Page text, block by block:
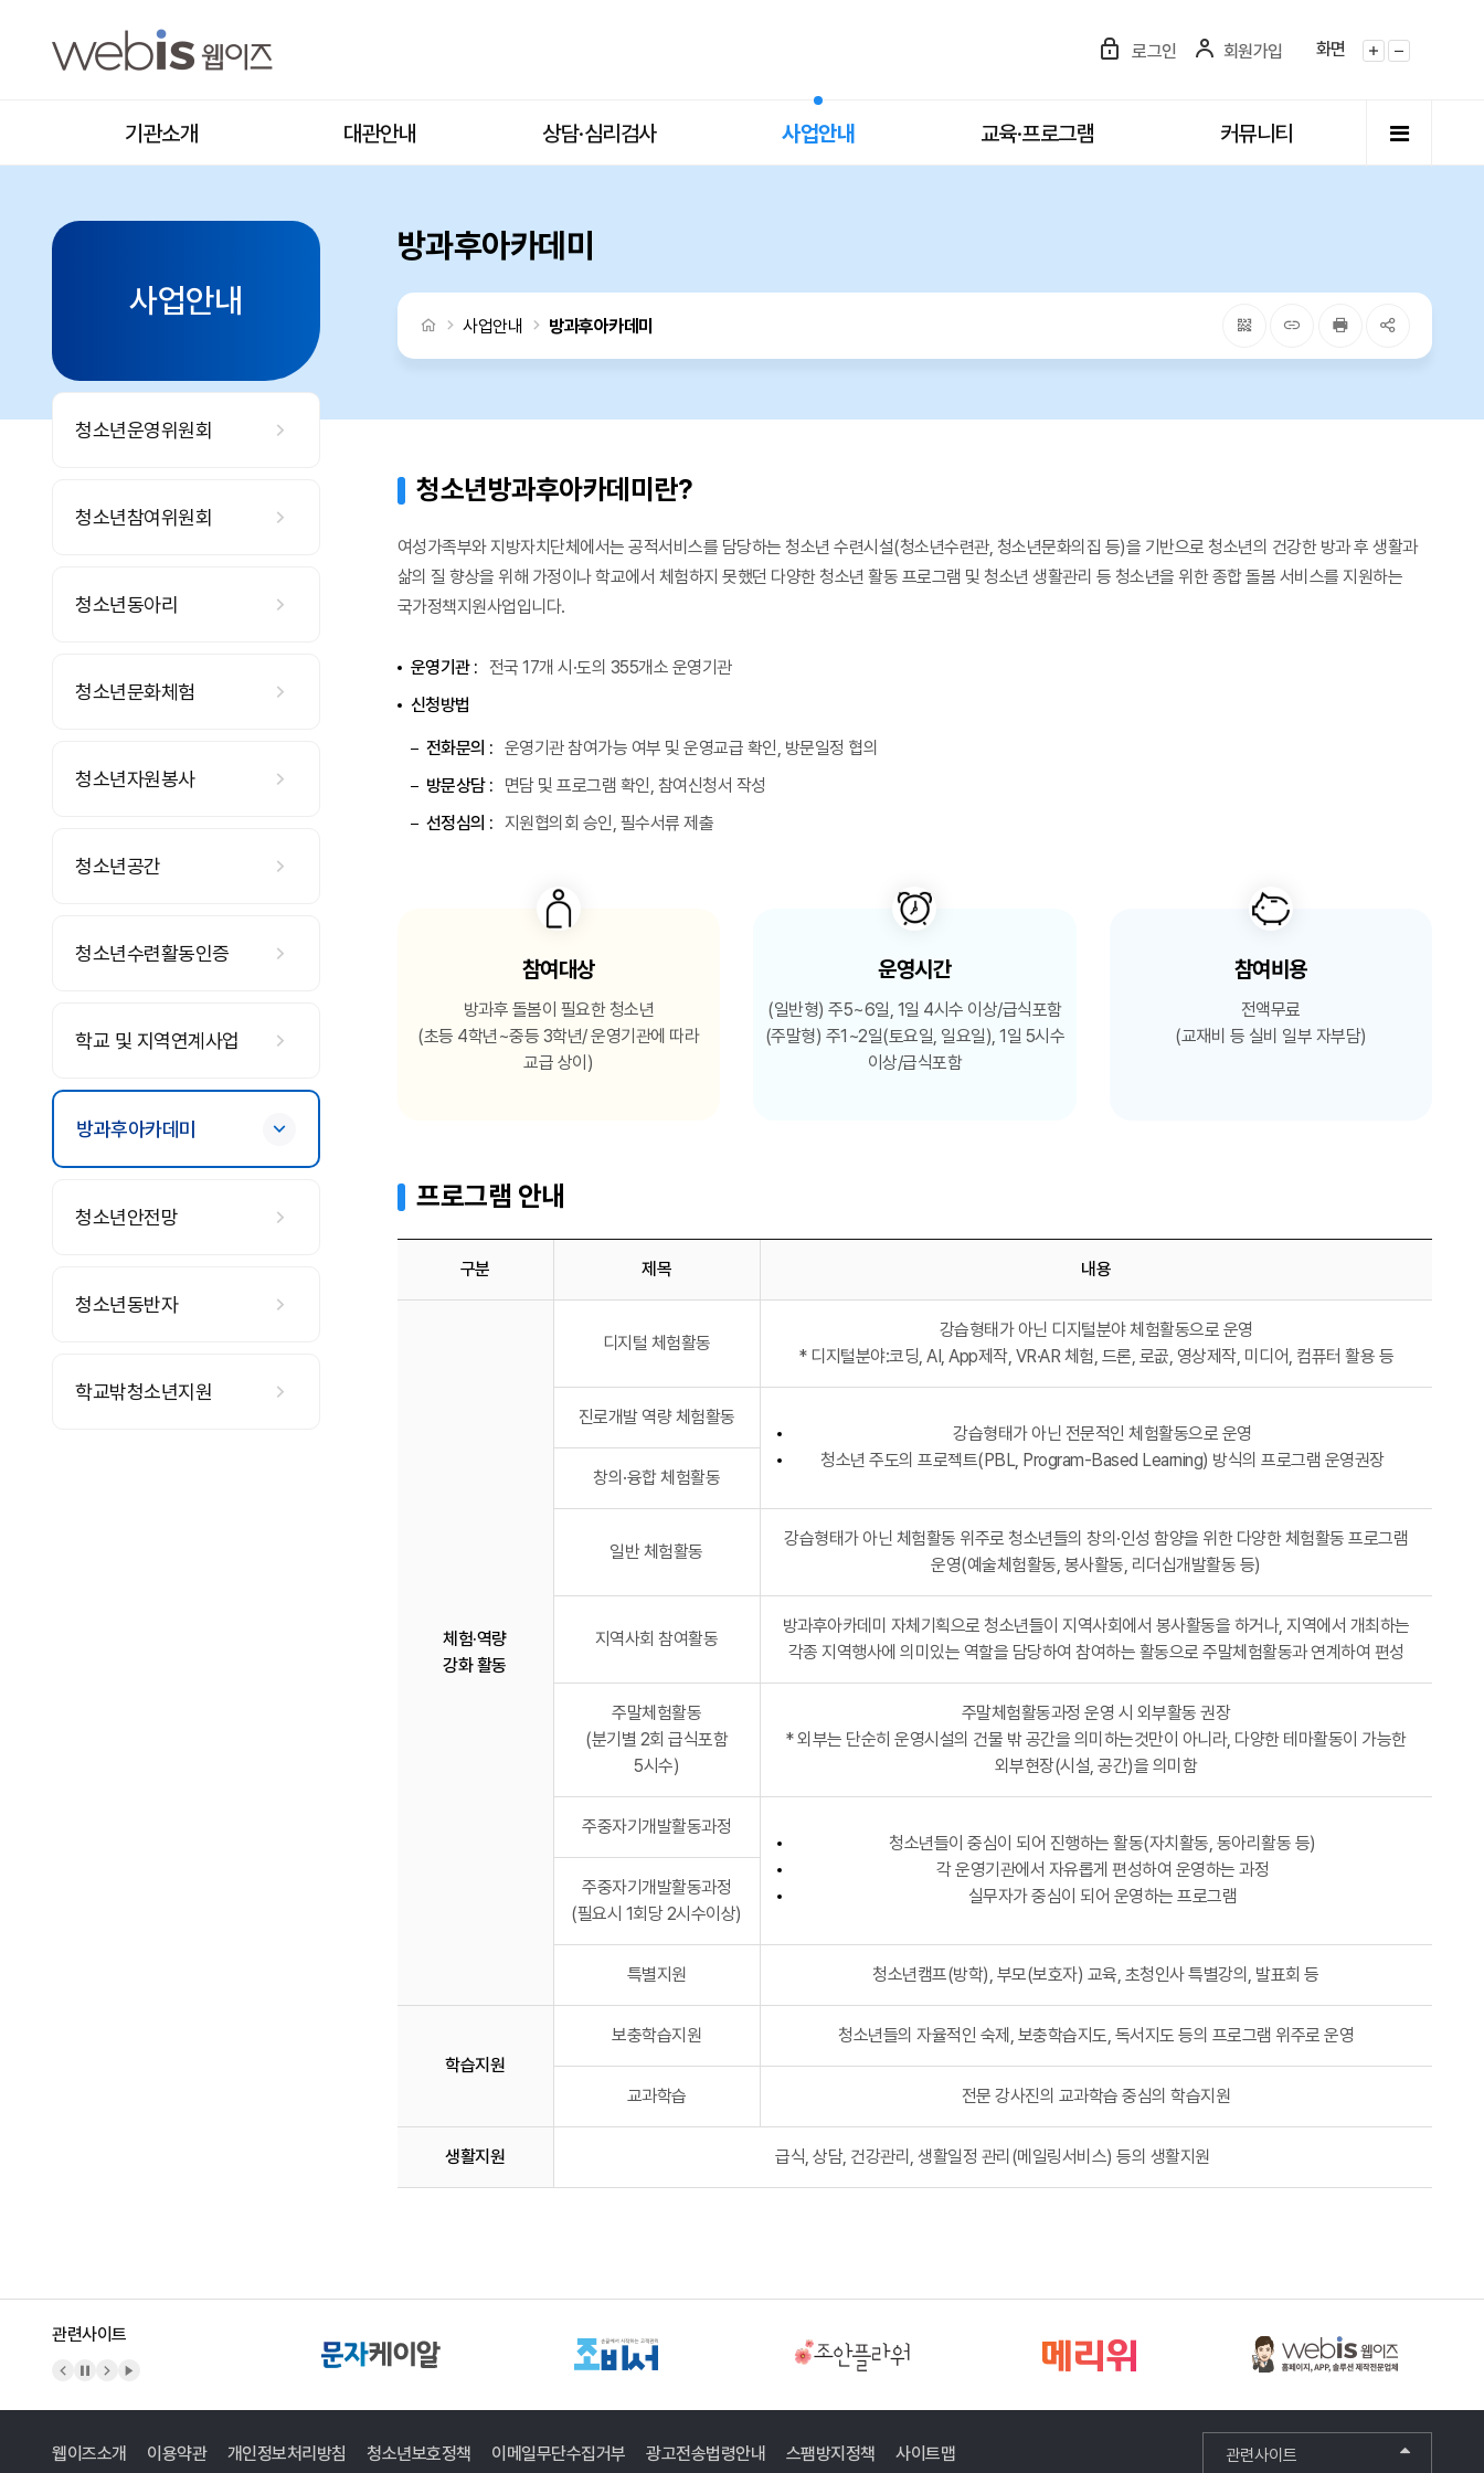
로그인
회원가입
화면
화면확대화면축소
기관소개 대관안내 상담·심리검사 사업안내 교육·프로그램 커뮤니티 전체메
방과후아카데미
처음으로
사업안내 방과후아카데미 QRcode 주소복사프린터
청소년방과후아카데미란?
여성가족부와 지방자치단체에서는 공적서비스를 담당하는 청소년 수련시설(청소년수련관, 청소년문화의집 등)을 기반으로 청소년의 건강한 방과 후 생활과
삶의 질 향상을 위해 가정이나 학교에서 체험하지 못했던 다양한 청소년 활동 프로그램 및 청소년 생활관리 등 청소년을 위한 종합 돌봄 서비스를 지원하는
국가정책지원사업입니다.
운영기관 :
전국 17개 시·도의 355개소 운영기관
신청방법
전화문의 : 운영기관 참여가능 여부 및 운영교급 확인, 방문일정 협의
방문상담 :
면담 및 프로그램 확인, 참여신청서 작성
선정심의 : 지원협의회 승인, 필수서류 제출
참여대상
방과후 돌봄이 필요한 청소년
(초등 4학년~중등 3학년/ 운영기관에 따라
교급 상이)
운영시간
(일반형) 주5~6일, 1일 4시수 이상/급식포함
(주말형) 주1~2일(토요일, 일요일), 1일 5시수
이상/급식포함
참여비용
전액무료
(교재비 등 실비 일부 자부담)
프로그램 안내
구분 제목 내용
체험·역량
강화 활동
디지털 체험활동
강습형태가 아닌 디지털분야 체험활동으로 운영
* 디지털분야:코딩, AI, App제작, VR·AR 체험, 드론, 로곲, 영상제작, 미디어, 컴퓨터 활용 등
진로개발 역량 체험활동
강습형태가 아닌 전문적인 체험활동으로 운영
청소년 주도의 프로젝트(PBL, Program-Based Learning) 방식의 프로그램 운영권장
창의·융합 체험활동
일반 체험활동
강습형태가 아닌 체험활동 위주로 청소년들의 창의·인성 함양을 위한 다양한 체험활동 프로그램
운영(예술체험활동, 봉사활동, 리더십개발활동 등)
지역사회 참여활동
방과후아카데미 자체기획으로 청소년들이 지역사회에서 봉사활동을 하거나, 지역에서 개최하는
각종 지역행사에 의미있는 역할을 담당하여 참여하는 활동으로 주말체험활동과 연계하여 편성
주말체험활동
(분기별 2회 급식포함
5시수)
주말체험활동과정 운영 시 외부활동 권장
* 외부는 단순히 운영시설의 건물 밖 공간을 의미하는것만이 아니라, 다양한 테마활동이 가능한
외부현장(시설, 공간)을 의미함
주중자기개발활동과정
청소년들이 중심이 되어 진행하는 활동(자치활동, 동아리활동 등)
각 운영기관에서 자유롭게 편성하여 운영하는 과정
실무자가 중심이 되어 운영하는 프로그램
주중자기개발활동과정
(필요시 1회당 2시수이상)
특별지원 청소년캠프(방학), 부모(보호자) 교육, 초청인사 특별강의, 발표회 등
학습지원
보충학습지원 청소년들의 자율적인 숙제, 보충학습지도, 독서지도 등의 프로그램 위주로 운영
교과학습 전문 강사진의 교과학습 중심의 학습지원
생활지원 급식, 상담, 건강관리, 생활일정 관리(메일링서비스) 등의 생활지원
사업안내
청소년운영위원회
청소년참여위원회
청소년동아리
청소년문화체험
청소년자원봉사
청소년공간
청소년수련활동인증
학교 및 지역연계사업
방과후아카데미
청소년안전망
청소년동반자
학교밖청소년지원
관련사이트
이전 배너
배너 정지
다음 배너
배너 재생
웹이즈소개 이용약관 개인정보처리방침 청소년보호정책 이메일무단수집거부 광고전송법령안내 스팸방지정책 사이트맵 관련사이트